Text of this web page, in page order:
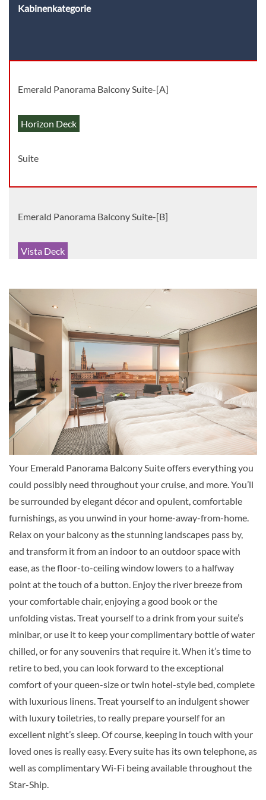
Kabinenkategorie
Emerald Panorama Balcony Suite-[A]
Horizon Deck
Suite
Emerald Panorama Balcony Suite-[B]
Vista Deck
Emerald Panorama Balcony Suite-[C]
Vista Deck
Suite
Complimentary bathrobes and slippers | Complimentary
Complimentary WiFi | Queen-size hotel-style bed | Safe for
climate control | Flat screen TV and infotainment system |
|https://static.traveltek.net/cruisepics/local_cabinimages/
Stateroom-[D]
Riviera Deck
Aussenkabine
Emerald Stateroom-[E]
Riviera Deck
Aussenkabine
Complimentary bathrobes and slippers | Complimentary
Your Emerald Panorama Balcony Suite offers everything you
could possibly need throughout your cruise, and more. You’ll
be surrounded by elegant décor and opulent, comfortable
furnishings, as you unwind in your home-away-from-home.
Relax on your balcony as the stunning landscapes pass by,
and transform it from an indoor to an outdoor space with
ease, as the floor-to-ceiling window lowers to a halfway
point at the touch of a button. Enjoy the river breeze from
your comfortable chair, enjoying a good book or the
unfolding vistas. Treat yourself to a drink from your suite’s
minibar, or use it to keep your complimentary bottle of water
chilled, or for any souvenirs that require it. When it’s time to
retire to bed, you can look forward to the exceptional
comfort of your queen-size or twin hotel-style bed, complete
with luxurious linens. Treat yourself to an indulgent shower
with luxury toiletries, to really prepare yourself for an
excellent night’s sleep. Of course, keeping in touch with your
loved ones is really easy. Every suite has its own telephone, as
well as complimentary Wi-Fi being available throughout the
Star-Ship.